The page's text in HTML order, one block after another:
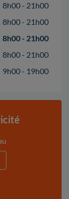
8h00 - 21h00
8h00 - 21h00
8h00 - 21h00
8h00 - 21h00
9h00 - 19h00